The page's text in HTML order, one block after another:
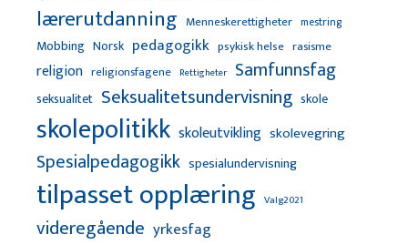
lærerutdanning Menneskerettigheter mestring
Mobbing Norsk pedagogikk psykisk helse rasisme
religion religionsfagene Rettigheter Samfunnsfag
seksualitet Seksualitetsundervisning skole
skolepolitikk skoleutvikling skolevegring
Spesialpedagogikk spesialundervisning
tilpasset opplæring Valg2021
videregående yrkesfag